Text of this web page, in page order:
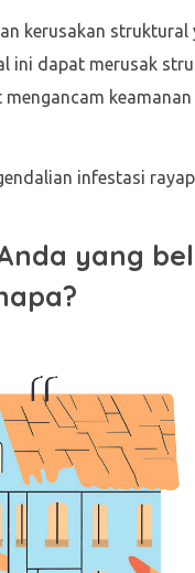
kerusakan
ini dapat merusak
infestasi
yang